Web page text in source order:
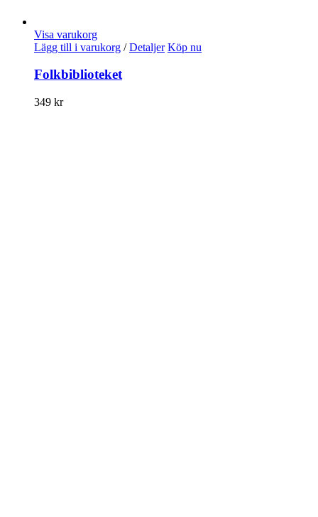
Visa varukorg
Lägg till i varukorg / Detaljer Köp nu
Folkbiblioteket
349 kr